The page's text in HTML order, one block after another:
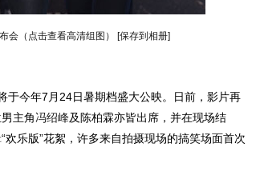
会（点击查看高清组图） [保存到相册]
今年7月24日暑期档盛大公映。日前，影片再
主角冯绍峰及陈柏霖亦皆出席，并在现场结
乐版”花絮，许多来自拍摄现场的搞笑场面首次